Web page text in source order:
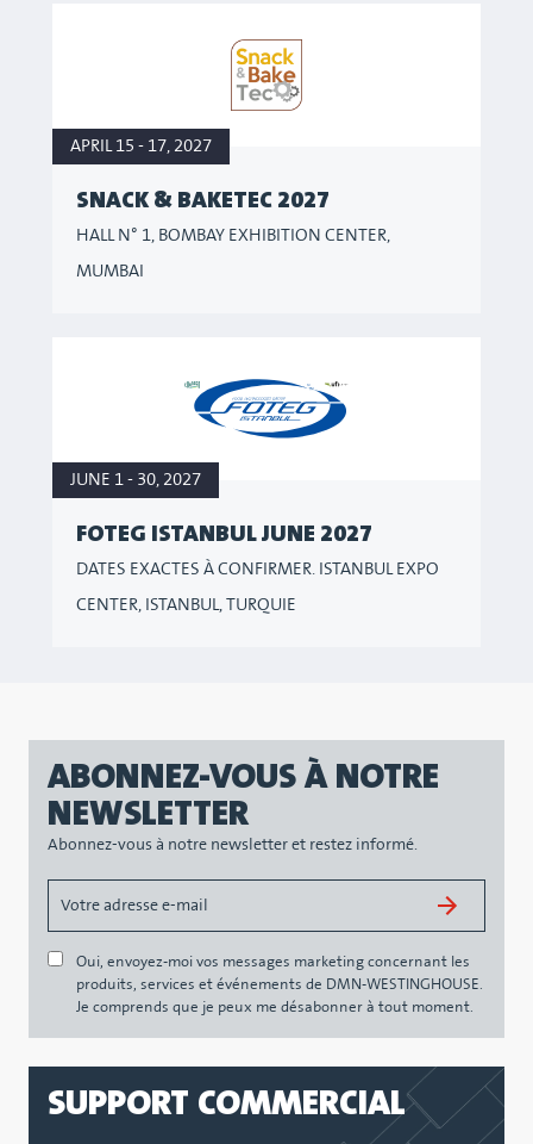
APRIL 15 - 17, 2027
SNACK & BAKETEC 2027
HALL N° 1, BOMBAY EXHIBITION CENTER,
MUMBAI
JUNE 1 - 30, 2027
FOTEG ISTANBUL JUNE 2027
DATES EXACTES À CONFIRMER. ISTANBUL EXPO
CENTER, ISTANBUL, TURQUIE
ABONNEZ-VOUS À NOTRE
NEWSLETTER
Abonnez-vous à notre newsletter et restez informé.
Oui, envoyez-moi vos messages marketing concernant les
produits, services et événements de DMN-WESTINGHOUSE.
Je comprends que je peux me désabonner à tout moment.
SUPPORT COMMERCIAL